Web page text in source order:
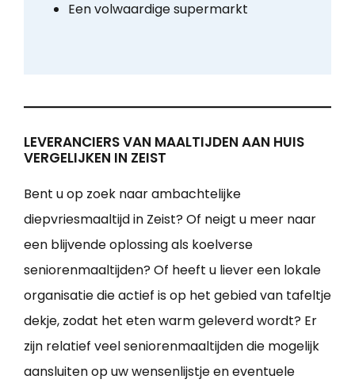
Een volwaardige supermarkt
LEVERANCIERS VAN MAALTIJDEN AAN HUIS
VERGELIJKEN IN ZEIST
Bent u op zoek naar ambachtelijke
diepvriesmaaltijd in Zeist? Of neigt u meer naar
een blijvende oplossing als koelverse
seniorenmaaltijden? Of heeft u liever een lokale
organisatie die actief is op het gebied van tafeltje
dekje, zodat het eten warm geleverd wordt? Er
zijn relatief veel seniorenmaaltijden die mogelijk
aansluiten op uw wensenlijstje en eventuele